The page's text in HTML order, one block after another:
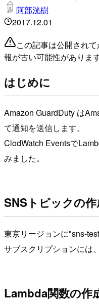
阿部洸樹
2017.12.01
この記事は公開され
報が古い可能性がありま
はじめに
Amazon GuardDuty は
て通知を送信します。
ClodWatch Eventsで
みました。
SNSトピックの
東京リージョンに"sns-
サブスクリプションには
Lambda関数の作